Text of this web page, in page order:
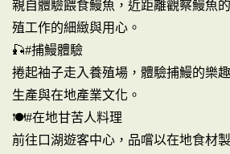
親自體驗餵食鰻魚，近距離觀察鰻魚
殖工作的細緻與用心。
🎣#捕鰻體驗
捲起袖子走入養殖場，體驗捕鰻的樂
生產與在地產業文化。
🍽️#在地甘苦人料理
前往口湖遊客中心，品嚐以在地食材